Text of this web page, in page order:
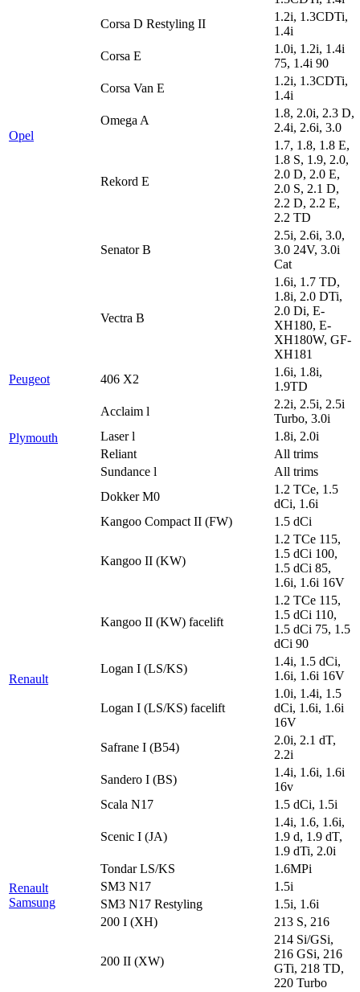
Opel
Corsa D Restyling II
1.2i, 1.3CDTi,
1.4i
Corsa E
1.0i, 1.2i, 1.4i
75, 1.4i 90
Corsa Van E
1.2i, 1.3CDTi,
1.4i
Omega A
1.8, 2.0i, 2.3 D,
2.4i, 2.6i, 3.0
Rekord E
1.7, 1.8, 1.8 E,
1.8 S, 1.9, 2.0,
2.0 D, 2.0 E,
2.0 S, 2.1 D,
2.2 D, 2.2 E,
2.2 TD
Senator B
2.5i, 2.6i, 3.0,
3.0 24V, 3.0i
Cat
Vectra B
1.6i, 1.7 TD,
1.8i, 2.0 DTi,
2.0 Di, E-
XH180, E-
XH180W, GF-
XH181
Peugeot
406 X2
1.6i, 1.8i,
1.9TD
Plymouth
Acclaim l
2.2i, 2.5i, 2.5i
Turbo, 3.0i
Laser l
1.8i, 2.0i
Reliant
All trims
Sundance l
All trims
Renault
Dokker M0
1.2 TCe, 1.5
dCi, 1.6i
Kangoo Compact II (FW)
1.5 dCi
Kangoo II (KW)
1.2 TCe 115,
1.5 dCi 100,
1.5 dCi 85,
1.6i, 1.6i 16V
Kangoo II (KW) facelift
1.2 TCe 115,
1.5 dCi 110,
1.5 dCi 75, 1.5
dCi 90
Logan I (LS/KS)
1.4i, 1.5 dCi,
1.6i, 1.6i 16V
Logan I (LS/KS) facelift
1.0i, 1.4i, 1.5
dCi, 1.6i, 1.6i
16V
Safrane I (B54)
2.0i, 2.1 dT,
2.2i
Sandero I (BS)
1.4i, 1.6i, 1.6i
16v
Scala N17
1.5 dCi, 1.5i
Scenic I (JA)
1.4i, 1.6, 1.6i,
1.9 d, 1.9 dT,
1.9 dTi, 2.0i
Tondar LS/KS
1.6MPi
Renault
Samsung
SM3 N17
1.5i
SM3 N17 Restyling
1.5i, 1.6i
200 I (XH) 213 S, 216
200 II (XW)
214 Si/GSi,
216 GSi, 216
GTi, 218 TD,
220 Turbo